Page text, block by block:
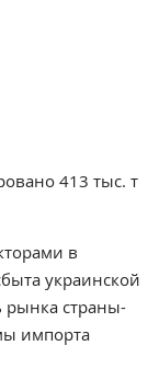
413 тыс. т
в
украинской
рынка страны-
импорта